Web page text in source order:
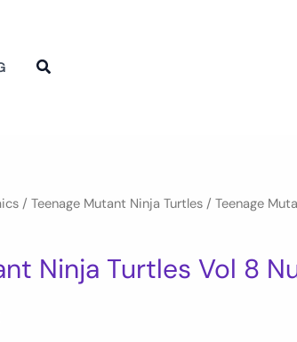
/ Teenage Mutant Ninja Turtles / Teenage
Ninja Turtles Vol 8
Plage
prix :
9.50€